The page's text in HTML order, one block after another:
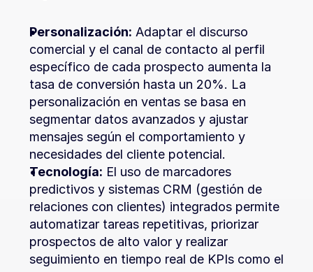
Personalización: Adaptar el discurso
comercial y el canal de contacto al perfil
específico de cada prospecto aumenta la
tasa de conversión hasta un 20%. La
personalización en ventas se basa en
segmentar datos avanzados y ajustar
mensajes según el comportamiento y
necesidades del cliente potencial.
Tecnología: El uso de marcadores
predictivos y sistemas CRM (gestión de
relaciones con clientes) integrados permite
automatizar tareas repetitivas, priorizar
prospectos de alto valor y realizar
seguimiento en tiempo real de KPIs como el